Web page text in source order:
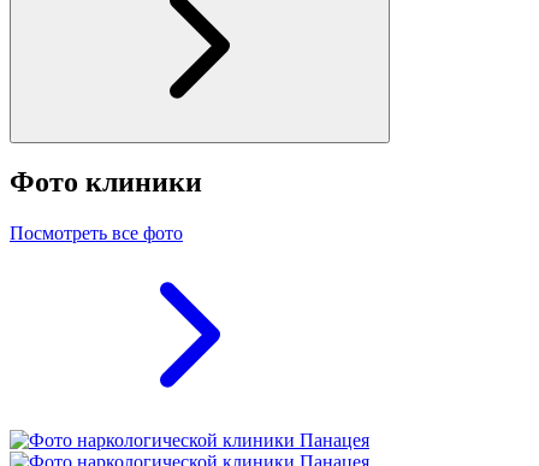
Фото клиники
Посмотреть все фото